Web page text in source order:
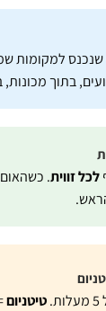
למקומות שמפתח
מכונות, בין
. כשהאום
טיטניום=